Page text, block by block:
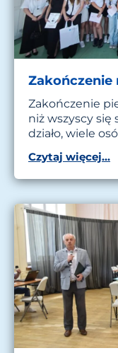
Zakończenie
Zakończenie
niż wszyscy się
działo, wiele
Czytaj więcej...